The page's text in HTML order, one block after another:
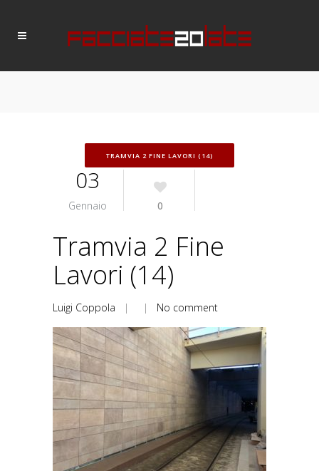
TRAMVIA 2 FINE LAVORI (14)
03
Gennaio 0
Tramvia 2 Fine
Lavori (14)
Luigi Coppola | | No comment